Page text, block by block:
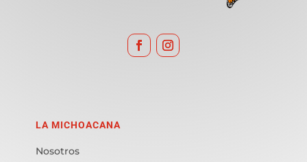
LA MICHOACANA
Nosotros